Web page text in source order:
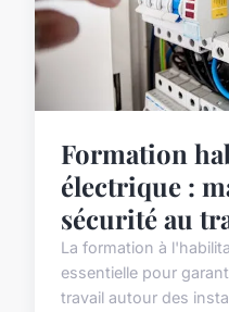
Formation
électrique :
sécurité au
La formation à
essentielle pour
travail autour des